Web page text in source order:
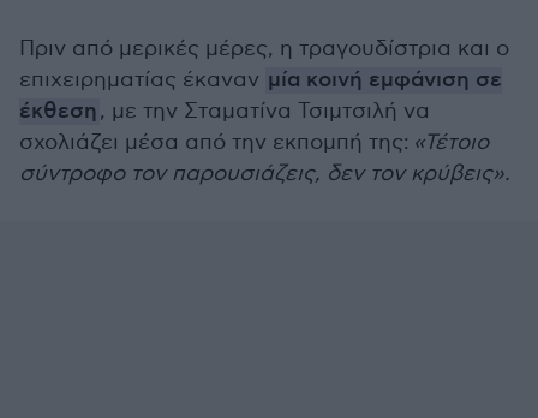
Πριν από μερικές μέρες, η τραγουδίστρια και ο
επιχειρηματίας έκαναν μία κοινή εμφάνιση σε
έκθεση, με την Σταματίνα Τσιμτσιλή να
σχολιάζει μέσα από την εκπομπή της: «Τέτοιο
σύντροφο τον παρουσιάζεις, δεν τον κρύβεις».